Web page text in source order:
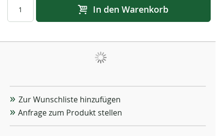
In den Warenkorb
Zur Wunschliste hinzufügen
Anfrage zum Produkt stellen